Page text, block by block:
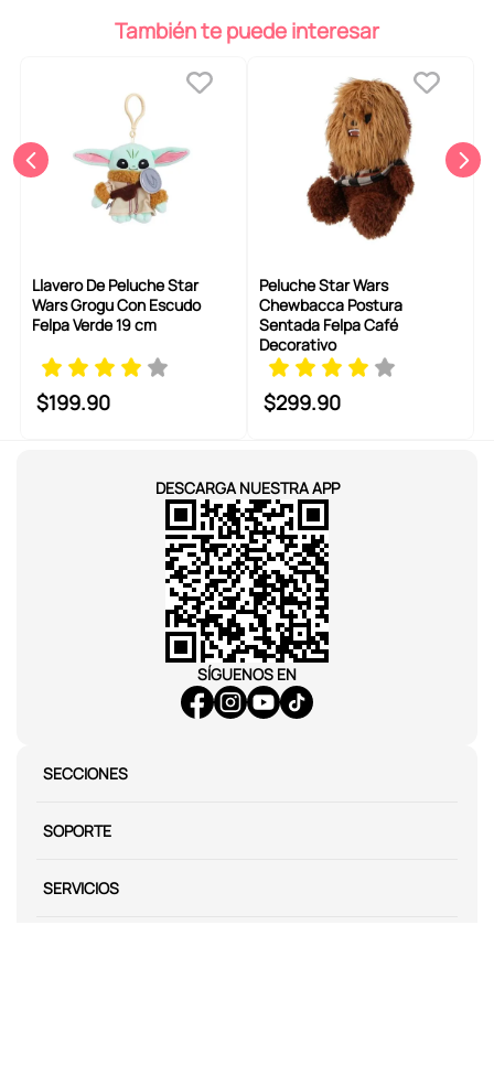
También te puede interesar
Llavero De Peluche Star
Wars Grogu Con Escudo
Felpa Verde 19 cm
$199.90
Peluche Star Wars
Chewbacca Postura
Sentada Felpa Café
Decorativo
$299.90
DESCARGA NUESTRA APP
SÍGUENOS EN
SECCIONES
SOPORTE
SERVICIOS